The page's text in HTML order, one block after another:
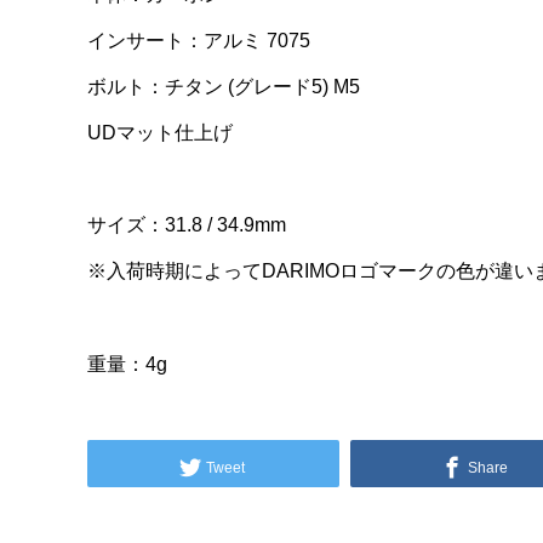
インサート：アルミ 7075
ボルト：チタン (グレード5) M5
UDマット仕上げ
サイズ：31.8 / 34.9mm
※入荷時期によってDARIMOロゴマークの色が違い
重量：4g
Tweet Share